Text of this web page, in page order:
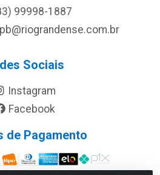
99998-1887
Sociais
Instagram
Facebook
de Pagamento